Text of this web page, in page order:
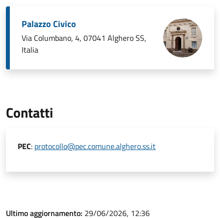
Palazzo Civico
Via Columbano, 4, 07041 Alghero SS,
Italia
Contatti
PEC: protocollo@pec.comune.alghero.ss.it
Ultimo aggiornamento: 29/06/2026, 12:36